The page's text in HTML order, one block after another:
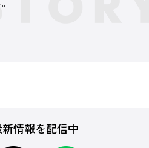
情報を配信中